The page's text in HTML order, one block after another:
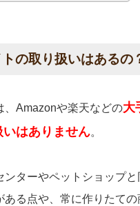
の取り扱いはあるの
、Amazonや楽天などの大
はありません。
ンターやペットショップと
ある点や、常に作りたて